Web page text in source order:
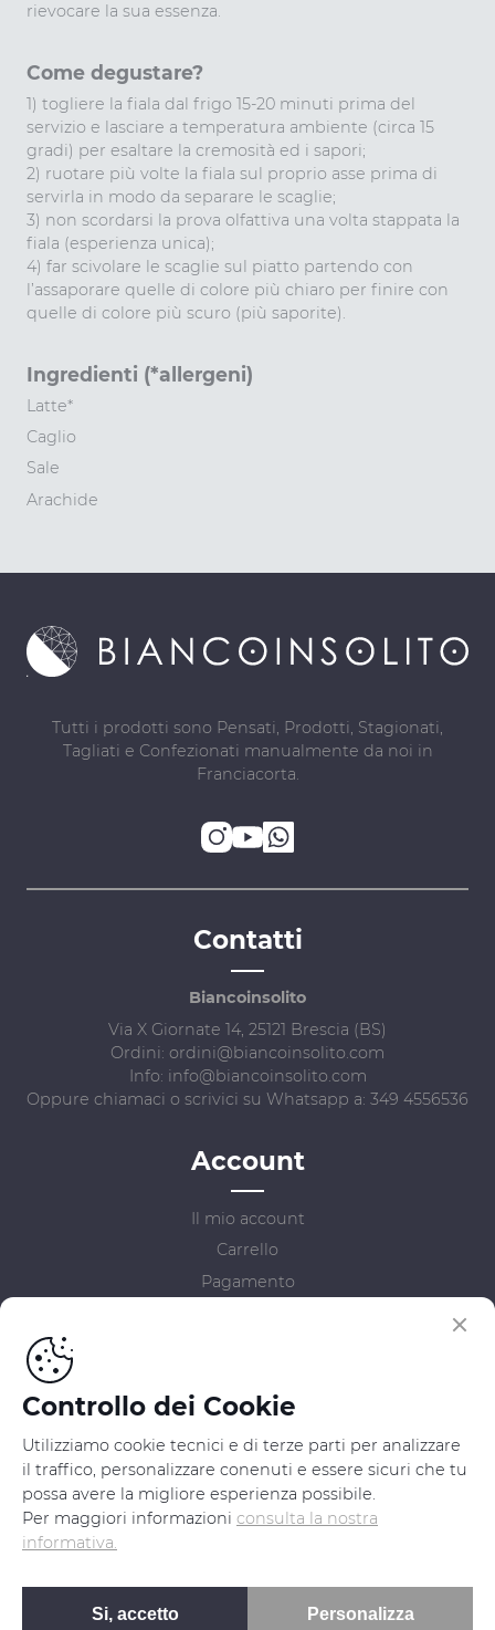
rievocare la sua essenza.
Come degustare?
1) togliere la fiala dal frigo 15-20 minuti prima del
servizio e lasciare a temperatura ambiente (circa 15
gradi) per esaltare la cremosità ed i sapori;
2) ruotare più volte la fiala sul proprio asse prima di
servirla in modo da separare le scaglie;
3) non scordarsi la prova olfattiva una volta stappata la
fiala (esperienza unica);
4) far scivolare le scaglie sul piatto partendo con
l’assaporare quelle di colore più chiaro per finire con
quelle di colore più scuro (più saporite).
Ingredienti (*allergeni)
Latte*
Caglio
Sale
Arachide
Tutti i prodotti sono Pensati, Prodotti, Stagionati,
Tagliati e Confezionati manualmente da noi in
Franciacorta.
Contatti
Biancoinsolito
Via X Giornate 14, 25121 Brescia (BS)
Ordini: ordini@biancoinsolito.com
Info: info@biancoinsolito.com
Oppure chiamaci o scrivici su Whatsapp a: 349 4556536
Account
Il mio account
Carrello
Pagamento
Catalogo
Privacy Policy
Questo sito accetta pagamenti con:
Controllo dei Cookie
Utilizziamo cookie tecnici e di terze parti per analizzare
il traffico, personalizzare conenuti e essere sicuri che tu
possa avere la migliore esperienza possibile.
Per maggiori informazioni consulta la nostra
informativa.
Si, accetto Personalizza